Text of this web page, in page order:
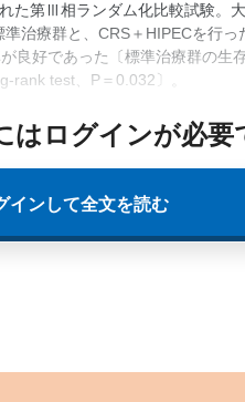
た第Ⅲ相ランダム化比較試験。
治療群と、CRS＋HIPECを行
良好であった〔標準治療群の生
rank test、P＝0.032〕。
はログインが必要
インして全文を読む